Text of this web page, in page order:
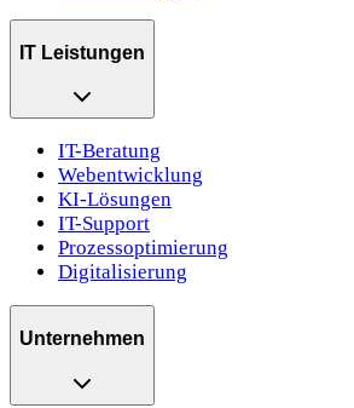
IT Leistungen
IT-Beratung
Webentwicklung
KI-Lösungen
IT-Support
Prozessoptimierung
Digitalisierung
Unternehmen